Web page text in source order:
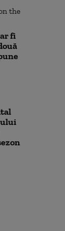
fi